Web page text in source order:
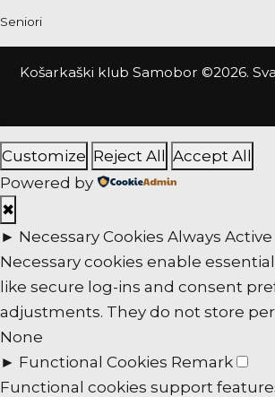
Seniori
Košarkaški klub Samobor ©2026.
Customize Reject All Accept All
Powered by
✖
► Necessary Cookies Always Active
Necessary cookies enable
like secure log-ins and consent
adjustments. They do not store
None
► Functional Cookies Remark
Functional cookies support